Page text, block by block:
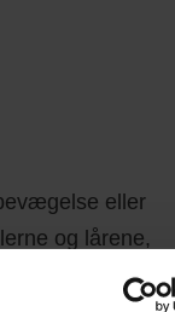
eller
og lårene,